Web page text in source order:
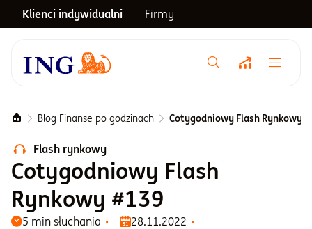
Klienci indywidualni Firmy
Menu główne
Notowania
Emerytura
Inwestycje
Blog Finanse po godzinach Cotygodniowy Flash Rynkowy
Flash rynkowy
Cotygodniowy Flash
Rynkowy #139
5 min słuchania
28.11.2022